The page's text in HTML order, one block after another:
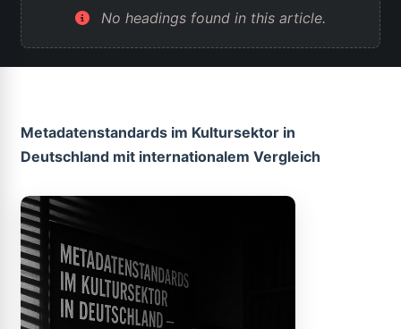
No headings found in this article.
Metadatenstandards im Kultursektor in
Deutschland mit internationalem Vergleich